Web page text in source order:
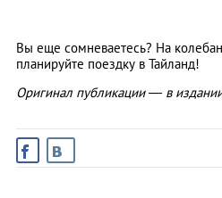
Вы еще сомневаетесь? На
планируйте поездку в Тайланд!
Оригинал публикации — в